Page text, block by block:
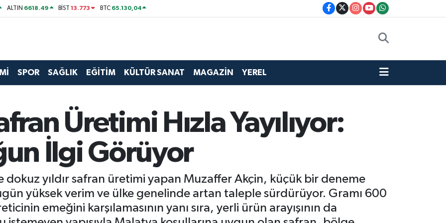
ALTIN 6618.49 BİST13.773 BTC 65.130,04
SPOR SAĞLIK EĞİTİM KÜLTÜR SANAT MAGAZİN YEREL
Üretimi Hızla Yayılıyor:
İlgi Görüyor
dokuz yıldır safran üretimi yapan Muzaffer Akçin, küçük bir deneme
yüksek verim ve ülke genelinde artan taleple sürdürüyor. Gramı 600
emeğini karşılamasının yanı sıra, yerli ürün arayışının da